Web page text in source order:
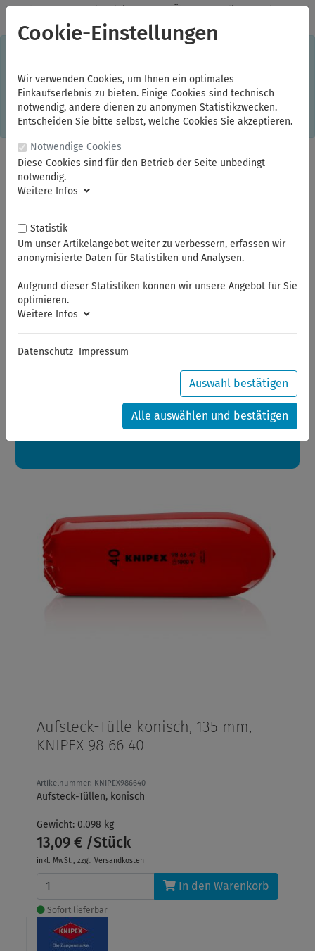
✓Jeden Monat starke Aktionen ✓Über 20 Qualitätsmarken ✓
Kostenlose Lieferung im Inland ab 150,00 Euro Bruttowarenwert
Einkaufserlebnis. Dabei werden beispielsweise die Session-
Informationen oder die Spracheinstellung auf Ihrem Rechner
gespeichert. Ohne Cookies ist der Funktionsumfang des
Online-Shops eingeschränkt. Sind Sie damit nicht
einverstanden, klicken Sie bitte hier.
Sommerferien
Sehr geehrte Kunden,
Ihre Bestellungen in diesem Zeitraum werden ab dem
24.08.2026 verschickt.
Eine schöne Sommerpause
Aufsteck-Tülle konisch, 135 mm,
KNIPEX 98 66 40
Artikelnummer: KNIPEX986640
Aufsteck-Tüllen, konisch
Gewicht: 0.098 kg
13,09 € /Stück
inkl. MwSt., zzgl.Versandkosten
In den Warenkorb
Sofort lieferbar
Cookie-Einstellungen
Wir verwenden Cookies, um Ihnen ein optimales
Einkaufserlebnis zu bieten. Einige Cookies sind technisch
notwendig, andere dienen zu anonymen Statistikzwecken.
Entscheiden Sie bitte selbst, welche Cookies Sie akzeptieren.
Notwendige Cookies
Diese Cookies sind für den Betrieb der Seite unbedingt
notwendig.
Weitere Infos
Statistik
Um unser Artikelangebot weiter zu verbessern, erfassen wir
anonymisierte Daten für Statistiken und Analysen.
Aufgrund dieser Statistiken können wir unsere Angebot für Sie
optimieren.
Weitere Infos
Datenschutz Impressum
Auswahl bestätigen
Alle auswählen und bestätigen